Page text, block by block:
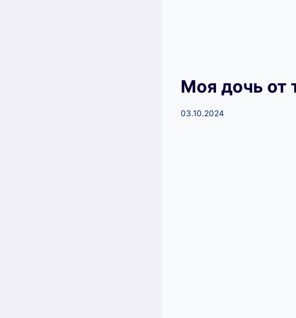
Моя дочь от
03.10.2024